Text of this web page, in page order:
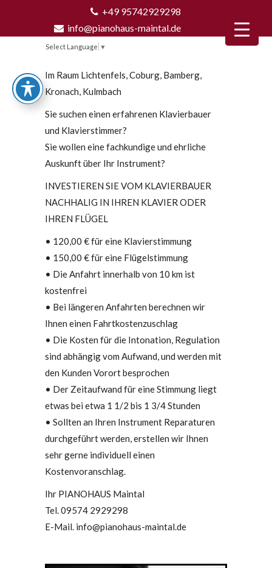
+49 95742929298
info@pianohaus-maintal.de
Select Language ▼
Im Raum Lichtenfels, Coburg, Bamberg,
Kronach, Kulmbach
Sie suchen einen erfahrenen Klavierbauer
und Klavierstimmer?
Sie wollen eine fachkundige und ehrliche
Auskunft über Ihr Instrument?
INVESTIEREN SIE VOM KLAVIERBAUER
NACHHALIG IN IHREN KLAVIER ODER
IHREN FLÜGEL
• 120,00 € für eine Klavierstimmung
• 150,00 € für eine Flügelstimmung
• Die Anfahrt innerhalb von 10 km ist
kostenfrei
• Bei längeren Anfahrten berechnen wir
Ihnen einen Fahrtkostenzuschlag
• Die Kosten für die Intonation, Regulation
sind abhängig vom Aufwand, und werden mit
den Kunden Vorort besprochen
• Der Zeitaufwand für eine Stimmung liegt
etwas bei etwa 1 1/2 bis 1 3/4 Stunden
• Sollten an Ihren Instrument Reparaturen
durchgeführt werden, erstellen wir Ihnen
sehr gerne individuell einen
Kostenvoranschlag.
Ihr PIANOHAUS Maintal
Tel. 09574 2929298
E-Mail. info@pianohaus-maintal.de